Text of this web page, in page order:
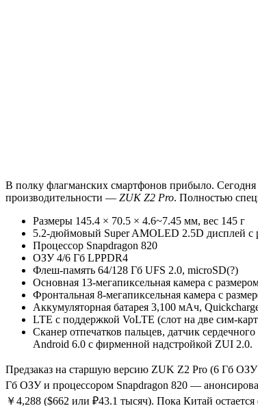
В полку флагманских смартфонов прибыло. Сегодня
производительности — ZUK Z2 Pro. Полностью
Размеры 145.4 × 70.5 × 4.6~7.45 мм, вес 145 г
5.2-дюймовый Super AMOLED 2.5D дисплей с
Процессор Snapdragon 820
ОЗУ 4/6 Гб LPPDR4
Флеш-память 64/128 Гб UFS 2.0, microSD(?)
Основная 13-мегапиксельная камера с
Фронтальная 8-мегапиксельная камера с
Аккумуляторная батарея 3,100 мАч,
LTE с поддержкой VoLTE (слот на две сим-
Сканер отпечатков пальцев, датчик
Android 6.0 с фирменной надстройкой ZUI 2.0.
Предзаказ на старшую версию ZUK Z2 Pro (6 Гб
Гб ОЗУ и процессором Snapdragon 820 —
￥4,288 ($662 или ₽43.1 тысяч). Пока Китай